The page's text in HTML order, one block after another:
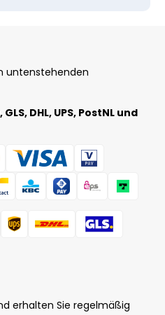
untenstehenden
GLS, DHL, UPS, PostNL und
erhalten Sie regelmäßig